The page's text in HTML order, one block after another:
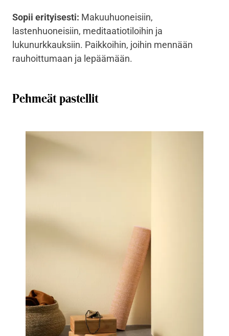
Sopii erityisesti: Makuuhuoneisiin,
lastenhuoneisiin, meditaatiotiloihin ja
lukunurkkauksiin. Paikkoihin, joihin mennään
rauhoittumaan ja lepäämään.
Pehmeät pastellit